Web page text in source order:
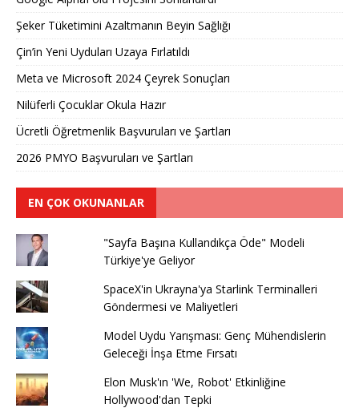
Şeker Tüketimini Azaltmanın Beyin Sağlığı
Çin’in Yeni Uyduları Uzaya Fırlatıldı
Meta ve Microsoft 2024 Çeyrek Sonuçları
Nilüferli Çocuklar Okula Hazır
Ücretli Öğretmenlik Başvuruları ve Şartları
2026 PMYO Başvuruları ve Şartları
EN ÇOK OKUNANLAR
"Sayfa Başına Kullandıkça Öde" Modeli
Türkiye'ye Geliyor
SpaceX'in Ukrayna'ya Starlink Terminalleri
Göndermesi ve Maliyetleri
Model Uydu Yarışması: Genç Mühendislerin
Geleceği İnşa Etme Fırsatı
Elon Musk'ın 'We, Robot' Etkinliğine
Hollywood'dan Tepki